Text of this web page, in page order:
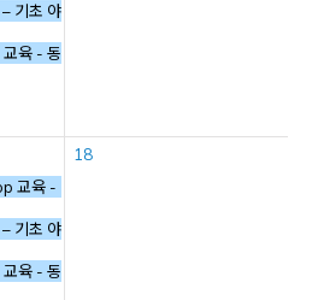
기초 야외 촬영 (사진의 기본 요소, 카메라의
육 - 동영상 편집
메라의 기본 구조)
육 - 기본 툴 익히기 (초급)
기초 야외 촬영 (사진의 기본 요소, 카메라의
육 - 동영상 편집
18